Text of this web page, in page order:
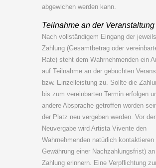
abgewichen werden kann.
Teilnahme an der Veranstaltung
Nach vollständigem Eingang der
Zahlung (Gesamtbetrag oder
Rate) steht dem Wahrnehmenden ein
auf Teilnahme an der gebuchten
bzw. Einzelleistung zu. Sollte die
bis zum vereinbarten Termin erfolgen
andere Absprache getroffen worden
der Platz neu vergeben werden. Vor der
Neuvergabe wird Artista Vivente den
Wahrnehmenden natürlich kontaktieren
Gewährung einer Nachzahlungsfrist)
Zahlung erinnern. Eine Verpflichtung